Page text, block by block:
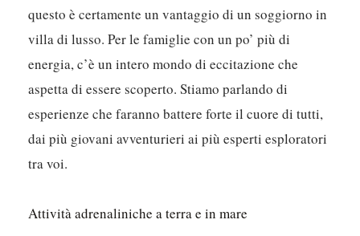
questo è certamente un vantaggio di un soggiorno in
villa di lusso. Per le famiglie con un po’ più di
energia, c’è un intero mondo di eccitazione che
aspetta di essere scoperto. Stiamo parlando di
esperienze che faranno battere forte il cuore di tutti,
dai più giovani avventurieri ai più esperti esploratori
tra voi.
Attività adrenaliniche a terra e in mare